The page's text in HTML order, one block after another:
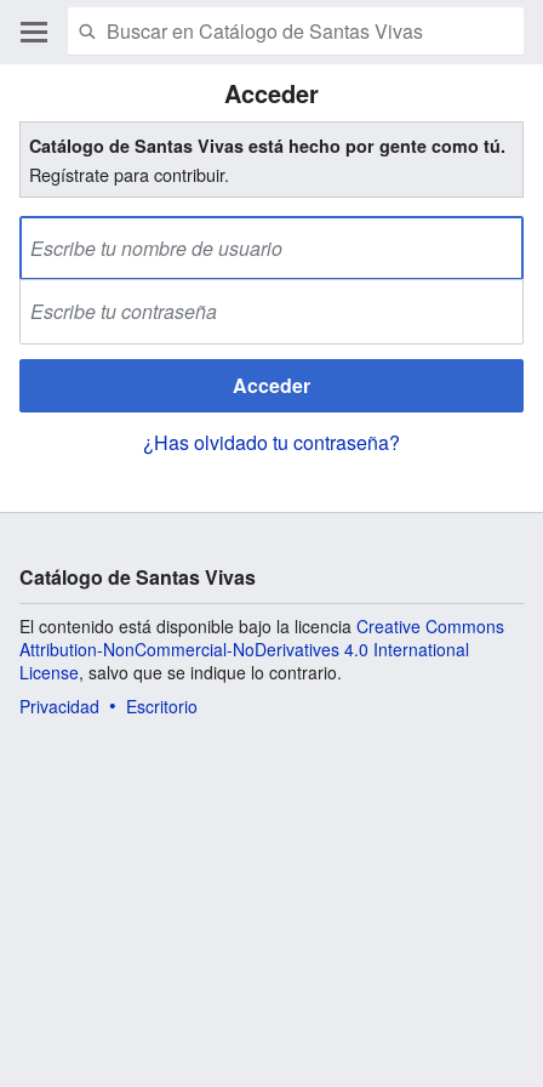
Acceder
Catálogo de Santas Vivas está hecho por gente como tú.
Regístrate para contribuir.
Acceder
¿Has olvidado tu contraseña?
Catálogo de Santas Vivas
El contenido está disponible bajo la licencia Creative Commons
Attribution-NonCommercial-NoDerivatives 4.0 International
License, salvo que se indique lo contrario.
Privacidad
Escritorio